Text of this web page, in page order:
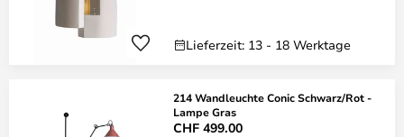
Lieferzeit: 13 - 18 Werktage
214 Wandleuchte Conic Schwarz/Rot -
Lampe Gras
CHF 499.00